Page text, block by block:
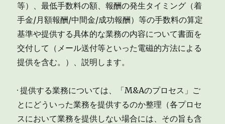
等）、最低手数料の額、報酬の発生タイミング（着
手金/月額報酬/中間金/成功報酬）等の手数料の算定
基準や提供する具体的な業務の内容について書面を
交付して（メール送付等といった電磁的方法による
提供を含む。）、説明します。
· 提供する業務については、「M&Aのプロセス」ご
とにどういった業務を提供するのか整理（各プロセ
スにおいて業務を提供しない場合には、その旨も含